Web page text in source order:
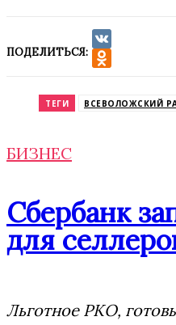
ПОДЕЛИТЬСЯ:
VK
ТЕГИ ВСЕВОЛОЖСКИЙ
БИЗНЕС
Сбербанк
для
Льготное РКО,